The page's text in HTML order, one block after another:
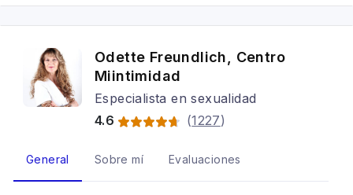
Odette Freundlich, Centro
Miintimidad
Especialista en sexualidad
4.6
(1227)
General Sobre mí Evaluaciones